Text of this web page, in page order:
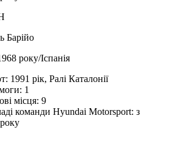
Барійо
року/Іспанія
1991 рік, Ралі Каталонії
1
місця: 9
команди Hyundai Motorsport: з